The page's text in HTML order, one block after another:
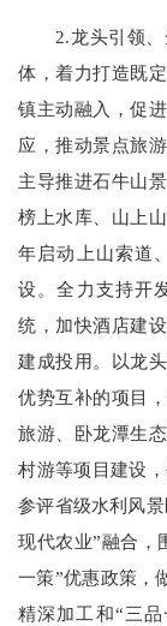
2.龙头引领、
体，着力打造既
镇主动融入，促
应，推动景点旅
主导推进石牛山
榜上水库、山上
年启动上山索道
设。全力支持开
统，加快酒店建
建成投用。以龙
优势互补的项目
旅游、卧龙潭生
村游等项目建设
参评省级水利风
现代农业”融合，
一策”优惠政策，
精深加工和“三